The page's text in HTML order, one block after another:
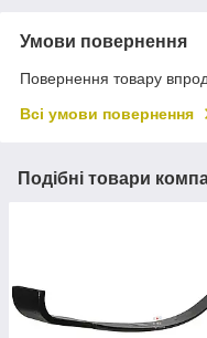
Умови повернення
Повернення товару
Всі умови повернення
Подібні товари